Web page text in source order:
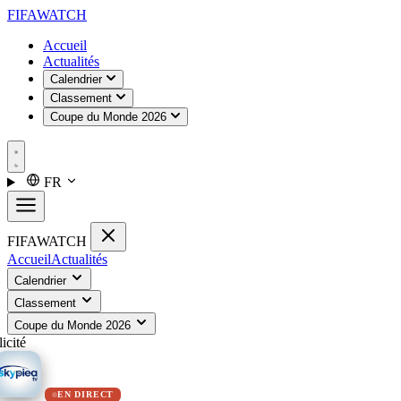
FIFAWATCH
Accueil
Actualités
Calendrier
Classement
Coupe du Monde 2026
FR
FIFAWATCH
AccueilActualités
Calendrier
Classement
Coupe du Monde 2026
EN DIRECT